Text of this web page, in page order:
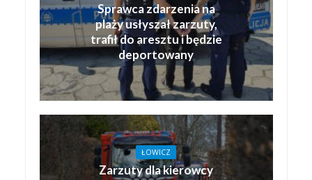
Sprawca zdarzenia na
plaży usłyszał zarzuty,
trafił do aresztu i będzie
deportowany
ŁOWICZ
Zarzuty dla kierowcy